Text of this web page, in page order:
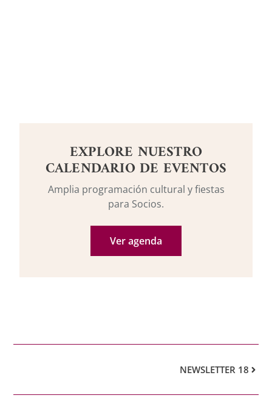
EXPLORE NUESTRO
CALENDARIO DE EVENTOS
Amplia programación cultural y fiestas
para Socios.
Ver agenda
NEWSLETTER 18